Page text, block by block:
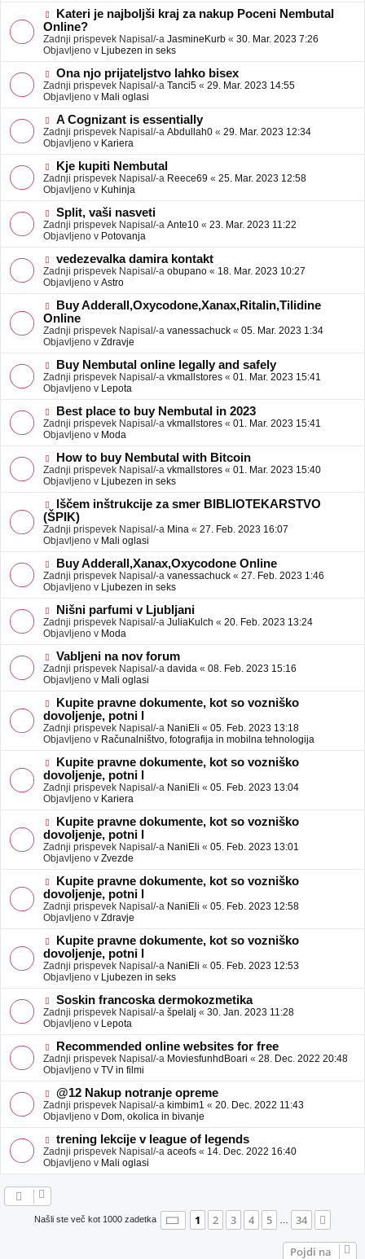
v
e
o
b
j
a
v
e
N
o
v
e
o
b
j
a
v
Kateri je najboljši kraj za nakup Poceni Nembutal
Online?
Zadnji prispevek Napisal/-a JasmineKurb « 30. Mar. 2023 7:26
Objavljeno v Ljubezen in seks
N
o
v
e
o
b
j
a
v
e
Ona njo prijateljstvo lahko bisex
Zadnji prispevek Napisal/-a Tanci5 « 29. Mar. 2023 14:55
Objavljeno v Mali oglasi
N
o
v
e
o
b
j
a
v
e
A Cognizant is essentially
Zadnji prispevek Napisal/-a Abdullah0 « 29. Mar. 2023 12:34
Objavljeno v Kariera
N
o
v
e
o
b
j
a
v
e
Kje kupiti Nembutal
Zadnji prispevek Napisal/-a Reece69 « 25. Mar. 2023 12:58
Objavljeno v Kuhinja
N
o
v
e
o
b
j
a
v
e
Split, vaši nasveti
Zadnji prispevek Napisal/-a Ante10 « 23. Mar. 2023 11:22
Objavljeno v Potovanja
N
o
v
e
o
b
j
a
v
e
vedezevalka damira kontakt
Zadnji prispevek Napisal/-a obupano « 18. Mar. 2023 10:27
Objavljeno v Astro
N
o
v
e
o
b
j
a
v
e
Buy Adderall,Oxycodone,Xanax,Ritalin,Tilidine
Online
Zadnji prispevek Napisal/-a vanessachuck « 05. Mar. 2023 1:34
Objavljeno v Zdravje
N
o
v
e
o
b
j
a
v
e
Buy Nembutal online legally and safely
Zadnji prispevek Napisal/-a vkmallstores « 01. Mar. 2023 15:41
Objavljeno v Lepota
N
o
v
e
o
b
j
a
v
e
Best place to buy Nembutal in 2023
Zadnji prispevek Napisal/-a vkmallstores « 01. Mar. 2023 15:41
Objavljeno v Moda
N
o
v
e
o
b
j
a
v
e
How to buy Nembutal with Bitcoin
Zadnji prispevek Napisal/-a vkmallstores « 01. Mar. 2023 15:40
Objavljeno v Ljubezen in seks
N
o
v
e
o
b
j
a
v
e
Iščem inštrukcije za smer BIBLIOTEKARSTVO
(ŠPIK)
Zadnji prispevek Napisal/-a Mina « 27. Feb. 2023 16:07
Objavljeno v Mali oglasi
N
o
v
e
o
b
j
a
v
e
Buy Adderall,Xanax,Oxycodone Online
Zadnji prispevek Napisal/-a vanessachuck « 27. Feb. 2023 1:46
Objavljeno v Ljubezen in seks
N
o
v
e
o
b
j
a
v
e
Nišni parfumi v Ljubljani
Zadnji prispevek Napisal/-a JuliaKulch « 20. Feb. 2023 13:24
Objavljeno v Moda
N
o
v
e
o
b
j
a
v
e
Vabljeni na nov forum
Zadnji prispevek Napisal/-a davida « 08. Feb. 2023 15:16
Objavljeno v Mali oglasi
N
o
v
e
o
b
a
v
e
Kupite pravne dokumente, kot so vozniško
dovoljenje, potni l
Zadnji prispevek Napisal/-a NaniEli « 05. Feb. 2023 13:18
Objavljeno v Računalništvo, fotografija in mobilna tehnologija
N
o
v
e
o
b
a
v
e
Kupite pravne dokumente, kot so vozniško
dovoljenje, potni l
Zadnji prispevek Napisal/-a NaniEli « 05. Feb. 2023 13:04
Objavljeno v Kariera
N
o
v
e
o
b
a
v
e
Kupite pravne dokumente, kot so vozniško
dovoljenje, potni l
Zadnji prispevek Napisal/-a NaniEli « 05. Feb. 2023 13:01
Objavljeno v Zvezde
N
o
v
e
o
b
a
v
e
Kupite pravne dokumente, kot so vozniško
dovoljenje, potni l
Zadnji prispevek Napisal/-a NaniEli « 05. Feb. 2023 12:58
Objavljeno v Zdravje
N
o
v
e
o
b
j
a
v
e
Kupite pravne dokumente, kot so vozniško
dovoljenje, potni l
Zadnji prispevek Napisal/-a NaniEli « 05. Feb. 2023 12:53
Objavljeno v Ljubezen in seks
N
o
v
e
o
b
j
a
v
e
Soskin francoska dermokozmetika
Zadnji prispevek Napisal/-a špelalj « 30. Jan. 2023 11:28
Objavljeno v Lepota
N
o
v
e
o
b
j
a
v
e
Recommended online websites for free
Zadnji prispevek Napisal/-a MoviesfunhdBoari « 28. Dec. 2022 20:48
Objavljeno v TV in filmi
N
o
v
e
o
b
j
a
@12 Nakup notranje opreme
Zadnji prispevek Napisal/-a kimbim1 « 20. Dec. 2022 11:43
Objavljeno v Dom, okolica in bivanje
N
o
v
e
a
trening lekcije v league of legends
Zadnji prispevek Napisal/-a aceofs « 14. Dec. 2022 16:40
Objavljeno v Mali oglasi
Našli ste več kot 1000 zadetka Stran 1od34
1 2 3 4 5 … 34
Pojdi na